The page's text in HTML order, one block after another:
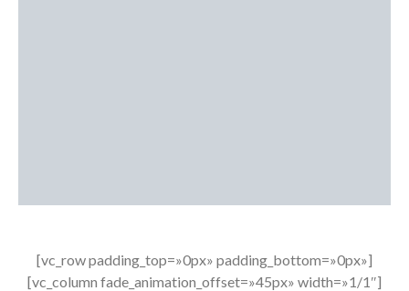
[vc_row padding_top=»0px» padding_bottom=»0px»]
[vc_column fade_animation_offset=»45px» width=»1/1″]